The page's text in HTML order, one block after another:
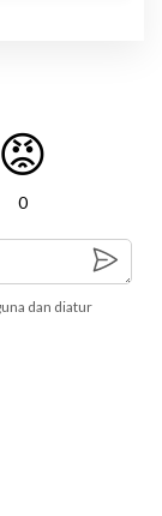
😡
0
dan diatur